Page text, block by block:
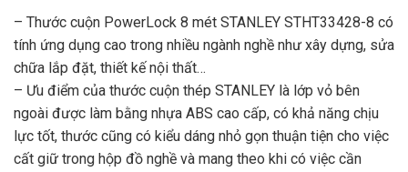
– Thước cuộn PowerLock 8 mét STANLEY STHT33428-8 có
tính ứng dụng cao trong nhiều ngành nghề như xây dựng, sửa
chữa lắp đặt, thiết kế nội thất…
– Ưu điểm của thước cuộn thép STANLEY là lớp vỏ bên
ngoài được làm bằng nhựa ABS cao cấp, có khả năng chịu
lực tốt, thước cũng có kiểu dáng nhỏ gọn thuận tiện cho việc
cất giữ trong hộp đồ nghề và mang theo khi có việc cần